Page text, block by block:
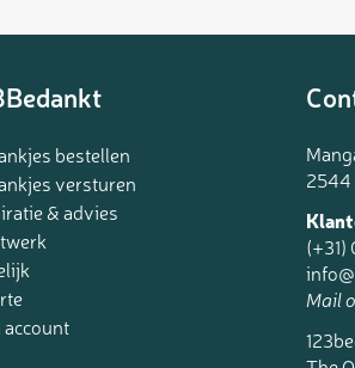
bestellen
versturen
& advies
account
2544
Mail